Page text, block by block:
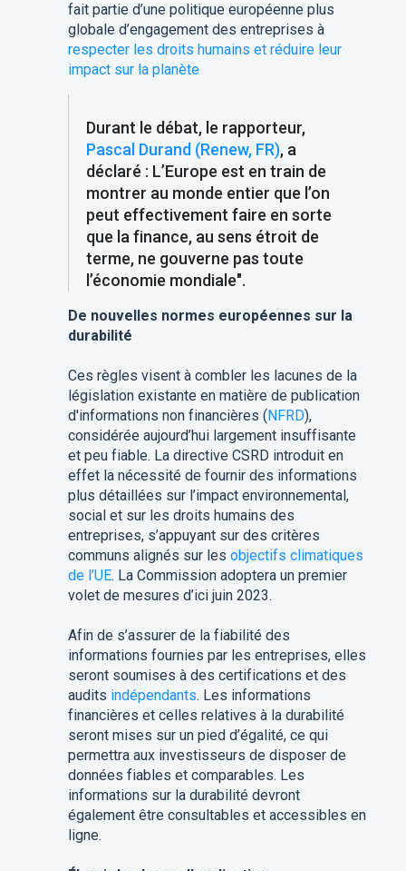
fait partie d’une politique européenne plus
globale d’engagement des entreprises à
respecter les droits humains et réduire leur
impact sur la planète
Durant le débat, le rapporteur,
Pascal Durand (Renew, FR), a
déclaré : L’Europe est en train de
montrer au monde entier que l’on
peut effectivement faire en sorte
que la finance, au sens étroit de
terme, ne gouverne pas toute
l’économie mondiale".
De nouvelles normes européennes sur la
durabilité
Ces règles visent à combler les lacunes de la
législation existante en matière de publication
d'informations non financières (NFRD),
considérée aujourd’hui largement insuffisante
et peu fiable. La directive CSRD introduit en
effet la nécessité de fournir des informations
plus détaillées sur l’impact environnemental,
social et sur les droits humains des
entreprises, s’appuyant sur des critères
communs alignés sur les objectifs climatiques
de l’UE. La Commission adoptera un premier
volet de mesures d’ici juin 2023.
Afin de s’assurer de la fiabilité des
informations fournies par les entreprises, elles
seront soumises à des certifications et des
audits indépendants. Les informations
financières et celles relatives à la durabilité
seront mises sur un pied d’égalité, ce qui
permettra aux investisseurs de disposer de
données fiables et comparables. Les
informations sur la durabilité devront
également être consultables et accessibles en
ligne.